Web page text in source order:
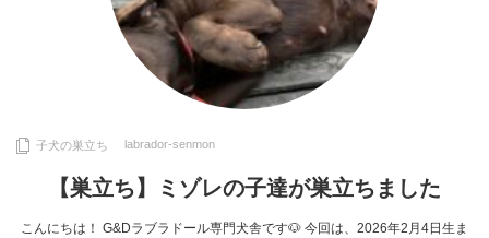
子犬の巣立ち labrador-senmon
【巣立ち】ミゾレの子達が巣立ちました
こんにちは！ G&Dラブラドール専門犬舎です🐶 今回は、2026年2月4日生ま